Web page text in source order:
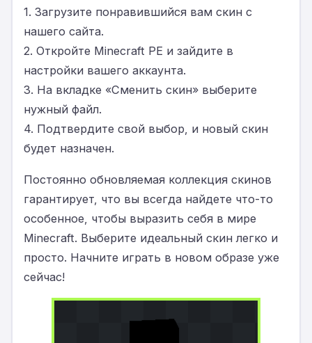
1. Загрузите понравившийся вам скин с
нашего сайта.
2. Откройте Minecraft PE и зайдите в
настройки вашего аккаунта.
3. На вкладке «Сменить скин» выберите
нужный файл.
4. Подтвердите свой выбор, и новый скин
будет назначен.
Постоянно обновляемая коллекция скинов
гарантирует, что вы всегда найдете что-то
особенное, чтобы выразить себя в мире
Minecraft. Выберите идеальный скин легко и
просто. Начните играть в новом образе уже
сейчас!